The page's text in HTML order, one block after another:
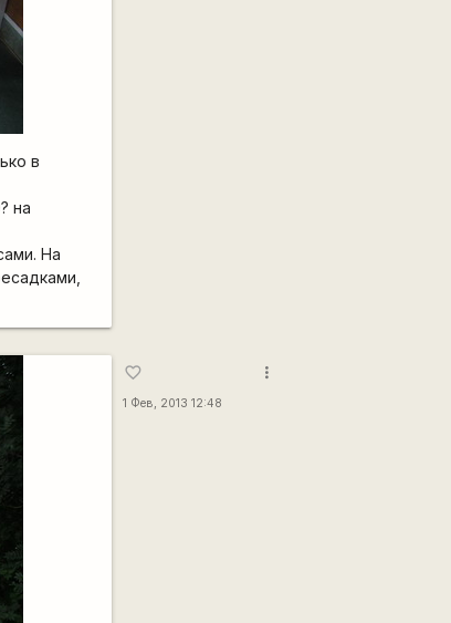
в
на
На
favorite_border
1 Фев, 2013 12:48
more_vert